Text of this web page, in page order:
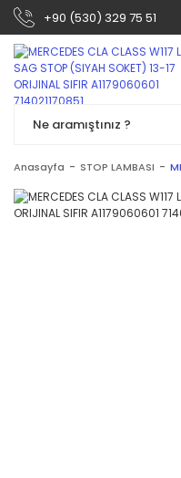
+90 (530) 329 75 51
Anasayfa STOP LAMBASI